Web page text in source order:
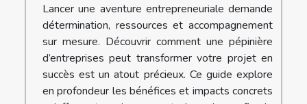
Lancer une aventure entrepreneuriale demande
détermination, ressources et accompagnement
sur mesure. Découvrir comment une pépinière
d’entreprises peut transformer votre projet en
succès est un atout précieux. Ce guide explore
en profondeur les bénéfices et impacts concrets